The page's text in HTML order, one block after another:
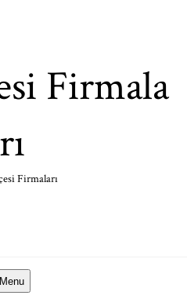
Firmala
rı
Firmaları
Menu